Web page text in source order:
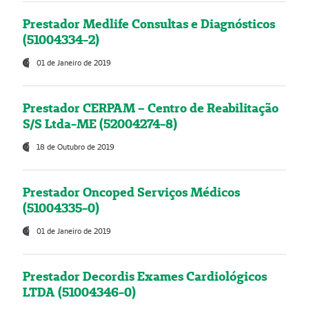
Prestador Medlife Consultas e Diagnósticos
(51004334-2)
01 de Janeiro de 2019
Prestador CERPAM – Centro de Reabilitação
S/S Ltda-ME (52004274-8)
18 de Outubro de 2019
Prestador Oncoped Serviços Médicos
(51004335-0)
01 de Janeiro de 2019
Prestador Decordis Exames Cardiológicos
LTDA (51004346-0)